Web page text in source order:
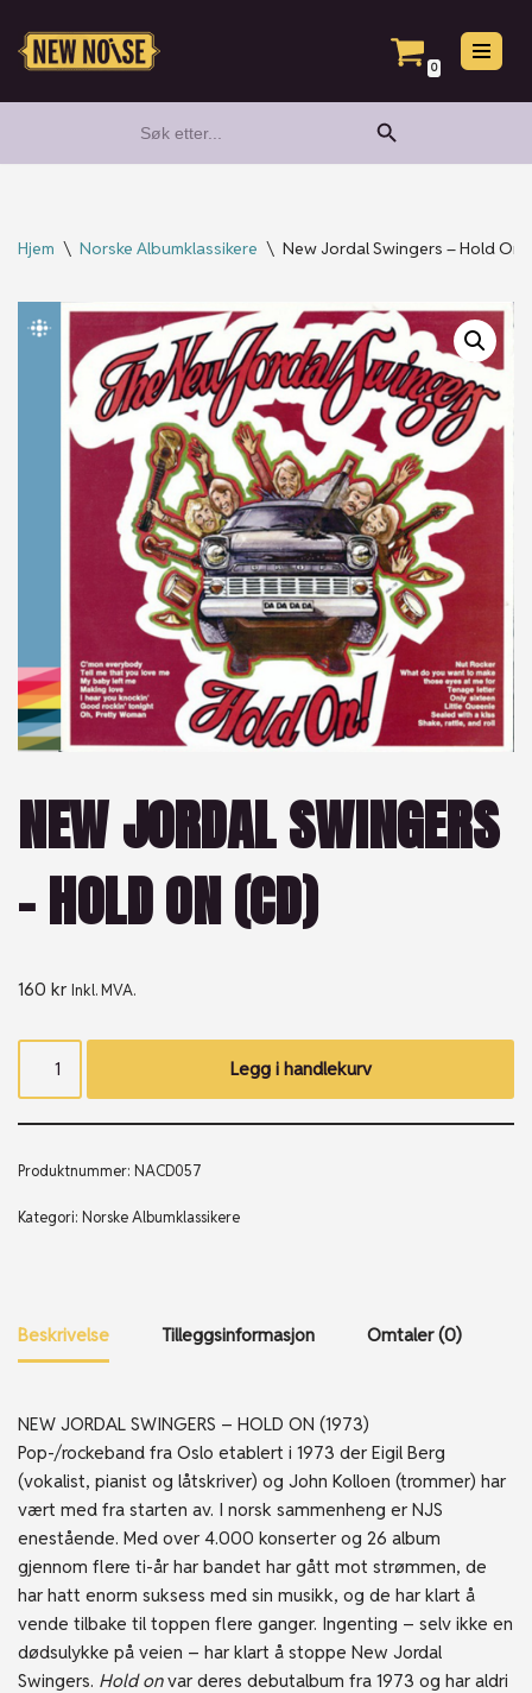
Hopp
0
for:
Search Button
Hjem \ Norske Albumklassikere \ New Jordal Swingers – Hold On
NEW JORDAL SWINGERS
– HOLD ON (CD)
160 kr Inkl. MVA.
Legg i handlekurv
Produktnummer: NACD057
Kategori: Norske Albumklassikere
Beskrivelse Tilleggsinformasjon Omtaler (0)
NEW JORDAL SWINGERS – HOLD ON (1973)
Pop-/rockeband fra Oslo etablert i 1973 der Eigil Berg
(vokalist, pianist og låtskriver) og John Kolloen (trommer) har
vært med fra starten av. I norsk sammenheng er NJS
enestående. Med over 4.000 konserter og 26 album
gjennom flere ti-år har bandet har gått mot strømmen, de
har hatt enorm suksess med sin musikk, og de har klart å
vende tilbake til toppen flere ganger. Ingenting – selv ikke en
dødsulykke på veien – har klart å stoppe New Jordal
Swingers. Hold onvar deres debutalbum fra 1973 og har aldri